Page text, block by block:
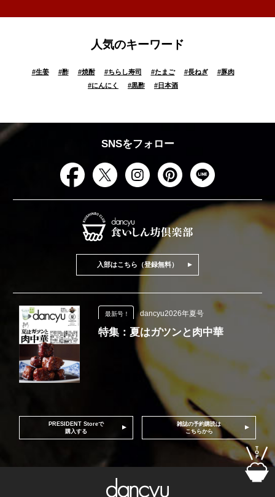
人気のキーワード
#生姜 #酢 #焼酎 #ちらし寿司 #たまご #長ねぎ #豚肉
#にんにく #黒酢 #日本酒
SNSをフォロー
入部はこちら（登録無料）
最新号！ dancyu2026年夏号
特集：夏はガツンと肉中華
PRESIDENT Storeで
購入する
雑誌の予約購読は
こちらから